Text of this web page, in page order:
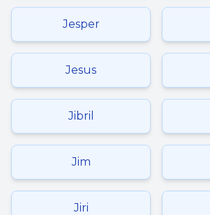
Jesper
Jesus
Jibril
Jim
Jiri